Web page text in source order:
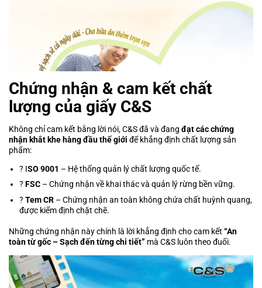
Chứng nhận & cam kết chất
lượng của giấy C&S
Không chỉ cam kết bằng lời nói, C&S đã và đang đạt các chứng
nhận khắt khe hàng đầu thế giới để khẳng định chất lượng sản
phẩm:
? ISO 9001 – Hệ thống quản lý chất lượng quốc tế.
?FSC – Chứng nhận về khai thác và quản lý rừng bền vững.
?Tem CR – Chứng nhận an toàn không chứa chất huỳnh quang,
được kiểm định chặt chẽ.
Những chứng nhận này chính là lời khẳng định cho cam kết “An
toàn từ gốc – Sạch đến từng chi tiết” mà C&S luôn theo đuổi.